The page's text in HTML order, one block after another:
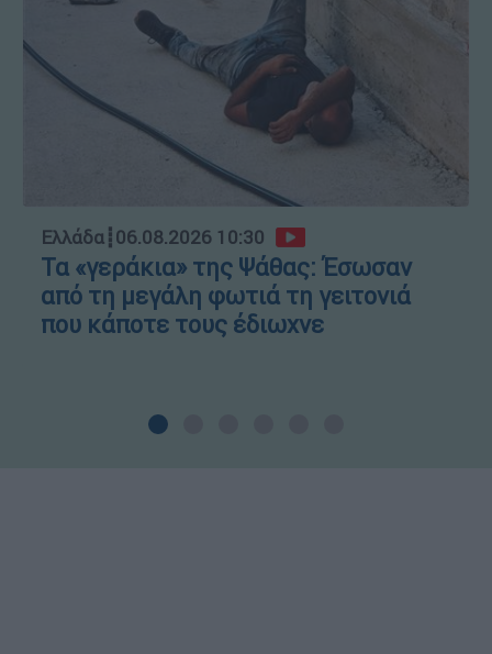
Ελλάδα┋06.08.2026 10:30
Τα «γεράκια» της Ψάθας: Έσωσαν
από τη μεγάλη φωτιά τη γειτονιά
που κάποτε τους έδιωχνε